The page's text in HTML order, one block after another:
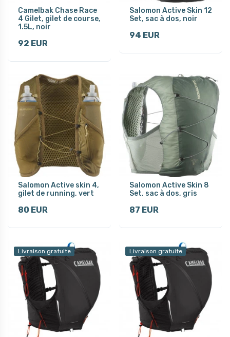
Camelbak Chase Race
4 Gilet, gilet de course,
1.5L, noir
92 EUR
Salomon Active Skin 12
Set, sac à dos, noir
94 EUR
Salomon Active skin 4,
gilet de running, vert
80 EUR
Salomon Active Skin 8
Set, sac à dos, gris
87 EUR
Livraison gratuite Livraison gratuite